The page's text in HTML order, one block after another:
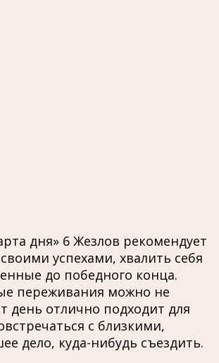
дня» 6 Жезлов рекомендует
успехами, хвалить себя
до победного конца.
переживания можно не
день отлично подходит для
с близкими,
дело, куда-нибудь съездить.